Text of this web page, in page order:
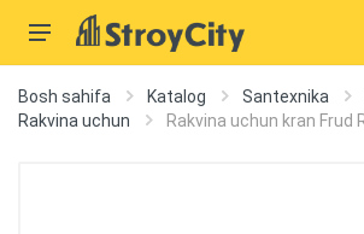
Bosh sahifa Katalog Santexnika
Rakvina uchun
Rakvina uchun kran Frud